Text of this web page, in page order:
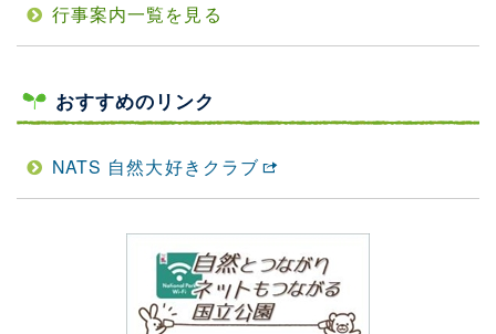
行事案内一覧を見る
おすすめのリンク
NATS 自然大好きクラブ